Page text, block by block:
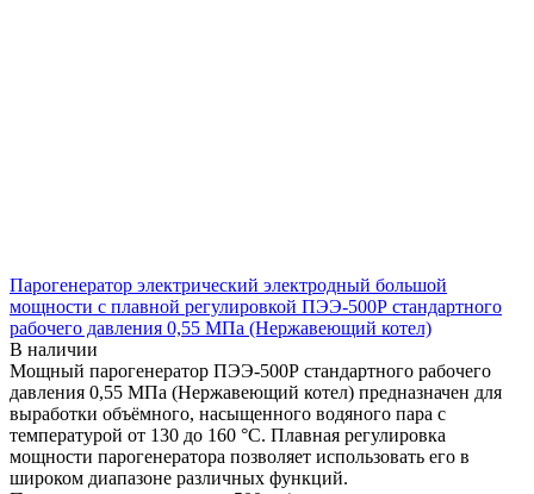
Парогенератор электрический электродный большой
мощности с плавной регулировкой ПЭЭ-500Р стандартного
рабочего давления 0,55 МПа (Нержавеющий котел)
В наличии
Мощный парогенератор ПЭЭ-500Р стандартного рабочего
давления 0,55 МПа (Нержавеющий котел) предназначен для
выработки объёмного, насыщенного водяного пара с
температурой от 130 до 160 °С. Плавная регулировка
мощности парогенератора позволяет использовать его в
широком диапазоне различных функций.